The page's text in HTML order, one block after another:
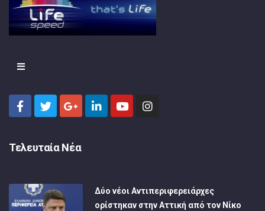
Τελευταία Νέα
Δύο νέοι Αντιπεριφερειάρχες
ορίστηκαν στην Αττική από τον Νίκο